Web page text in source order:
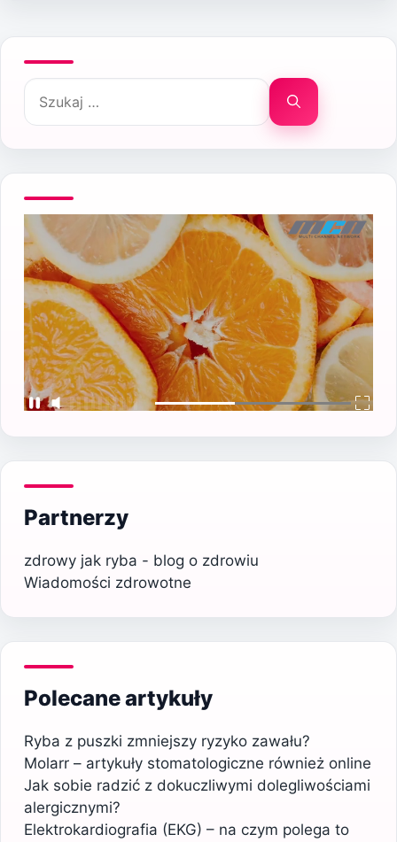
Szukaj:
Partnerzy
zdrowy jak ryba - blog o zdrowiu
Wiadomości zdrowotne
Polecane artykuły
Ryba z puszki zmniejszy ryzyko zawału?
Molarr – artykuły stomatologiczne również online
Jak sobie radzić z dokuczliwymi dolegliwościami
alergicznymi?
Elektrokardiografia (EKG) – na czym polega to